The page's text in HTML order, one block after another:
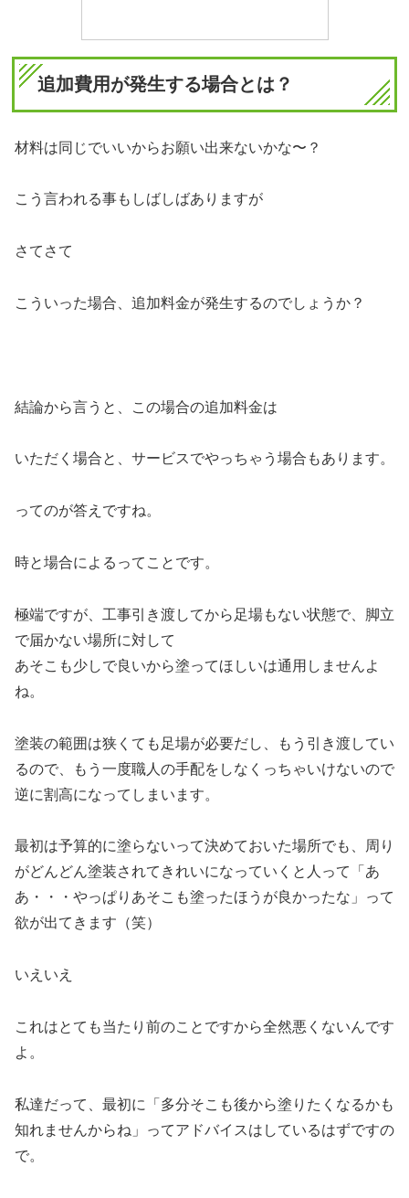
追加費用が発生する場合とは？
材料は同じでいいからお願い出来ないかな〜？
こう言われる事もしばしばありますが
さてさて
こういった場合、追加料金が発生するのでしょうか？
結論から言うと、この場合の追加料金は
いただく場合と、サービスでやっちゃう場合もあります。
ってのが答えですね。
時と場合によるってことです。
極端ですが、工事引き渡してから足場もない状態で、脚立
で届かない場所に対して
あそこも少しで良いから塗ってほしいは通用しませんよ
ね。
塗装の範囲は狭くても足場が必要だし、もう引き渡してい
るので、もう一度職人の手配をしなくっちゃいけないので
逆に割高になってしまいます。
最初は予算的に塗らないって決めておいた場所でも、周り
がどんどん塗装されてきれいになっていくと人って「あ
あ・・・やっぱりあそこも塗ったほうが良かったな」って
欲が出てきます（笑）
いえいえ
これはとても当たり前のことですから全然悪くないんです
よ。
私達だって、最初に「多分そこも後から塗りたくなるかも
知れませんからね」ってアドバイスはしているはずですの
で。